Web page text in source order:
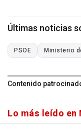
Últimas noticias
PSOE Ministerio
Contenido
Lo más leído en